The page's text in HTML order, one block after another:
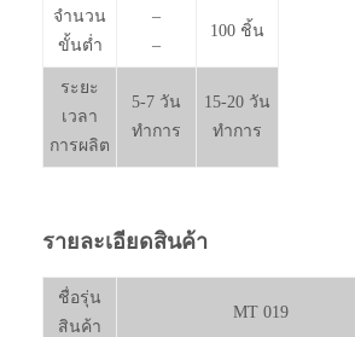
จำนวน
ขั้นต่ำ
–
–
100 ชิ้น
ระยะ
เวลา
การผลิต
5-7 วัน
ทำการ
15-20 วัน
ทำการ
รายละเอียดสินค้า
ชื่อรุ่น
สินค้า
MT 019